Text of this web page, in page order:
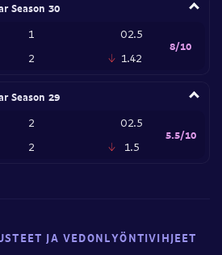
Season 30
1
2
O2.5
1.42
8/10
Season 29
2
2
O2.5
1.5
5.5/10
JA VEDONLYÖNTIVIHJEET